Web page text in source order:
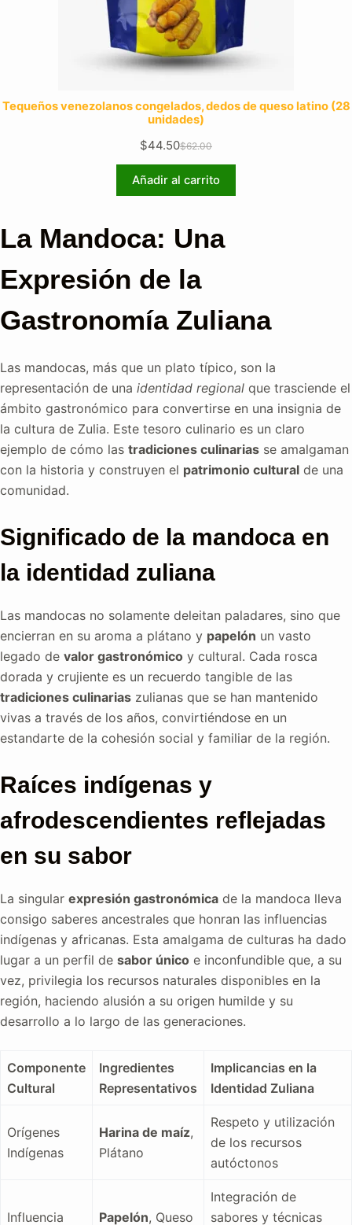
Tequeños venezolanos congelados, dedos de queso latino (28
unidades)
$62.00
El
precio
$62.00.
$44.50
El
precio
$44.50.
Añadir al carrito
La Mandoca: Una
Expresión de la
Gastronomía Zuliana
Las mandocas, más que un plato típico, son la
representación de una identidad regional que trasciende el
ámbito gastronómico para convertirse en una insignia de
la cultura de Zulia. Este tesoro culinario es un claro
ejemplo de cómo las tradiciones culinarias se amalgaman
con la historia y construyen el patrimonio cultural de una
comunidad.
Significado de la mandoca en
la identidad zuliana
Las mandocas no solamente deleitan paladares, sino que
encierran en su aroma a plátano y papelón un vasto
legado de valor gastronómico y cultural. Cada rosca
dorada y crujiente es un recuerdo tangible de las
tradiciones culinarias zulianas que se han mantenido
vivas a través de los años, convirtiéndose en un
estandarte de la cohesión social y familiar de la región.
Raíces indígenas y
afrodescendientes reflejadas
en su sabor
La singular expresión gastronómica de la mandoca lleva
consigo saberes ancestrales que honran las influencias
indígenas y africanas. Esta amalgama de culturas ha dado
lugar a un perfil de sabor único e inconfundible que, a su
vez, privilegia los recursos naturales disponibles en la
región, haciendo alusión a su origen humilde y su
desarrollo a lo largo de las generaciones.
Componente
Cultural
Ingredientes
Representativos
Implicancias en la
Identidad Zuliana
Orígenes
Indígenas
Harina de maíz,
Plátano
Respeto y utilización
de los recursos
autóctonos
Influencia Papelón, Queso
Integración de
sabores y técnicas